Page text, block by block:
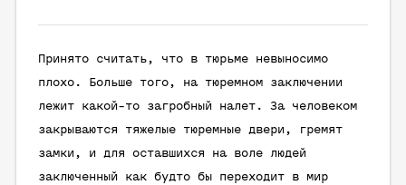
Принято считать, что в тюрьме невыносимо
плохо. Больше того, на тюремном заключении
лежит какой-то загробный налет. За человеком
закрываются тяжелые тюремные двери, гремят
замки, и для оставшихся на воле людей
заключенный как будто бы переходит в мир